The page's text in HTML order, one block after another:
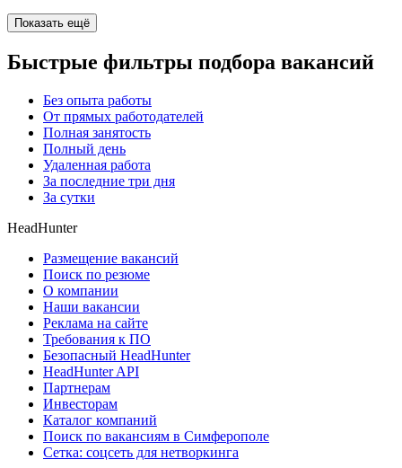
Показать ещё
Быстрые фильтры подбора вакансий
Без опыта работы
От прямых работодателей
Полная занятость
Полный день
Удаленная работа
За последние три дня
За сутки
HeadHunter
Размещение вакансий
Поиск по резюме
О компании
Наши вакансии
Реклама на сайте
Требования к ПО
Безопасный HeadHunter
HeadHunter API
Партнерам
Инвесторам
Каталог компаний
Поиск по вакансиям в Симферополе
Сетка: соцсеть для нетворкинга